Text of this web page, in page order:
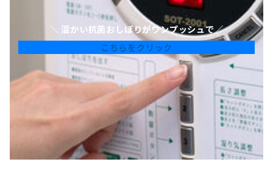
＼ 温かい抗菌おしぼりがワンプッシュで／
こちらをクリック